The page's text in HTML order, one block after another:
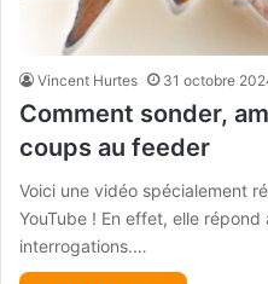
Vincent Hurtes 31 octobre
Comment sonder,
coups au feeder
Voici une vidéo spécialement
YouTube ! En effet, elle
interrogations.…